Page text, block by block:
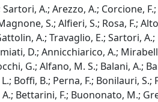
A.; Arezzo, A.; Corcione,
S.; Alfieri, S.; Rosa, F.;
A.; Travaglio, E.; Sartori,
D.; Annicchiarico, A.;
G.; Alfano, M. S.; Balani, A.;
Boffi, B.; Perna, F.; Bonilauri,
Bettarini, F.; Buononato, M.;